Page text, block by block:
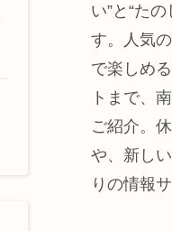
い”と“た
す。人気
で楽しめ
トまで、
ご紹介。
や、新し
りの情報